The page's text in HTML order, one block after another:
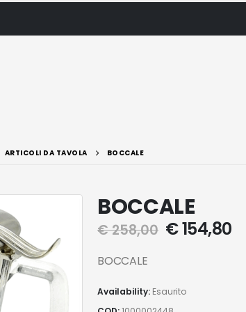
ARTICOLI DA TAVOLA BOCCALE
BOCCALE
€258,00 €154,80
BOCCALE
Availability: Esaurito